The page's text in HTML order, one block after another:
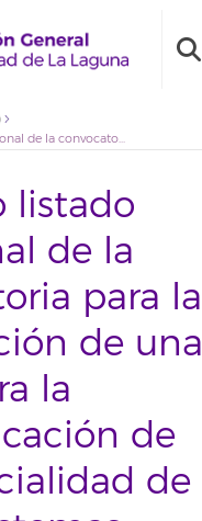
Segundo listado provisional de la convocatoria para la constitución de una bolsa para la «Cuantificación de la potencialidad de los ecosistemas terrestres canarios para la captura de carbono» (Grupo ecología) 2022BDE028
listado
de la
para la
de una
la
de
de